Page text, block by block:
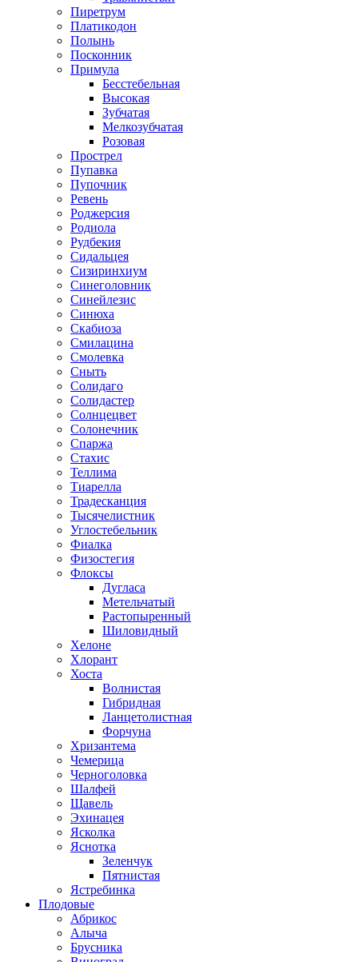
Пиретрум
Платикодон
Полынь
Посконник
Примула
Бесстебельная
Высокая
Зубчатая
Мелкозубчатая
Розовая
Прострел
Пупавка
Пупочник
Ревень
Роджерсия
Родиола
Рудбекия
Сидальцея
Сизиринхиум
Синеголовник
Синейлезис
Синюха
Скабиоза
Смилацина
Смолевка
Сныть
Солидаго
Солидастер
Солнцецвет
Солонечник
Спаржа
Стахис
Теллима
Тиарелла
Традесканция
Тысячелистник
Углостебельник
Фиалка
Физостегия
Флоксы
Дугласа
Метельчатый
Растопыренный
Шиловидный
Хелоне
Хлорант
Хоста
Волнистая
Гибридная
Ланцетолистная
Форчуна
Хризантема
Чемерица
Черноголовка
Шалфей
Щавель
Эхинацея
Ясколка
Яснотка
Зеленчук
Пятнистая
Ястребинка
Плодовые
Абрикос
Алыча
Брусника